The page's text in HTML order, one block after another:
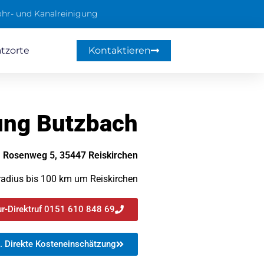
und Kanalreinigung
Kontaktieren
Butzbach
Rosenweg 5, 35447 Reiskirchen
bis 100 km um Reiskirchen
Direktruf 0151 610 848 69
Direkte Kosteneinschätzung